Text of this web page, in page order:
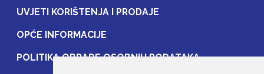
UVJETI KORIŠTENJA I PRODAJE
OPĆE INFORMACIJE
POLITIKA OBRADE OSOBNIH PODATAKA